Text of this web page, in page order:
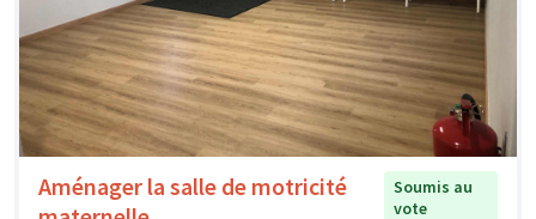
Aménager la salle de motricité
Soumis au
vote